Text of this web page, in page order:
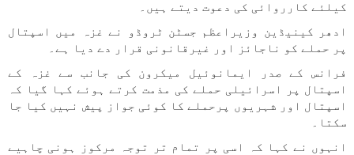
کیلئے کارروائی کی دعوت دیتے ہیں۔
ادھر کینیڈین وزیراعظم جسٹن ٹروڈو نے غزہ میں اسپتال
پر حملے کو ناجائز اور غیرقانونی قرار دے دیا ہے۔
فرانس کے صدر ایمانوئیل میکرون کی جانب سے غزہ کے
اسپتال پر اسرائیلی حملے کی مذمت کرتے ہوئے کہا گیا کہ
اسپتال اور شہریوں پرحملے کا کوئی جواز پیش نہیں کیا جا
سکتا۔
انہوں نے کہا کہ اسی پر تمام تر توجہ مرکوز ہونی چاہیے